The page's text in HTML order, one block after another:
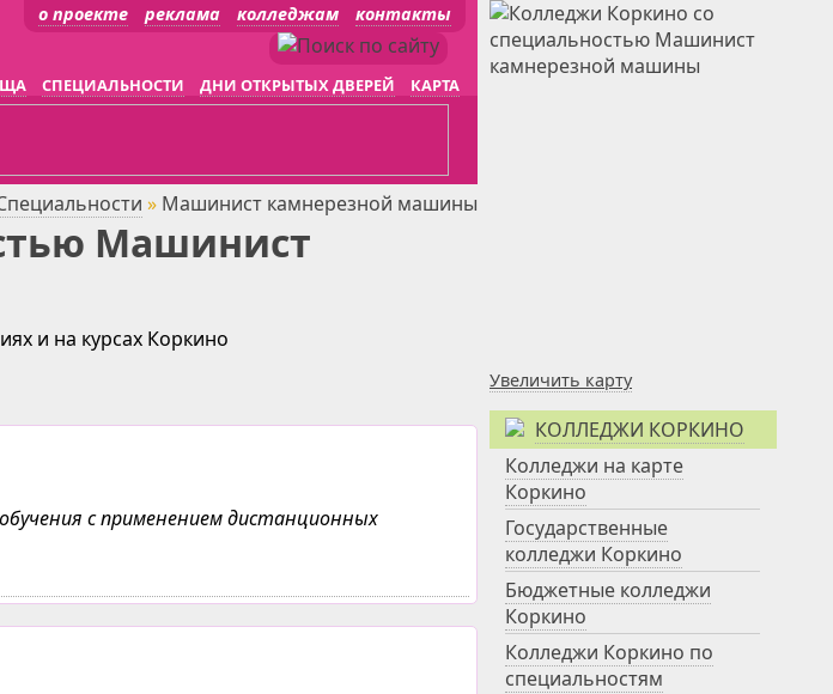
о проекте реклама колледжам контакты
СПЕЦИАЛЬНОСТИ ДНИ ОТКРЫТЫХ ДВЕРЕЙ КАРТА
» Машинист камнерезной машины
Машинист
и на курсах Коркино
с применением дистанционных
Увеличить карту
КОЛЛЕДЖИ КОРКИНО
Колледжи на карте
Коркино
Государственные
колледжи Коркино
Бюджетные колледжи
Коркино
Колледжи Коркино по
специальностям